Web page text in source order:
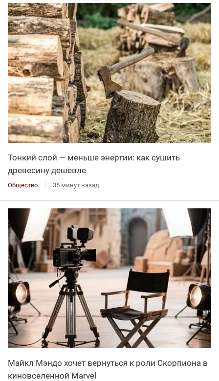
Тонкий слой — меньше энергии: как сушить
древесину дешевле
Общество 35 минут назад
Майкл Мэндо хочет вернуться к роли Скорпиона в
киновселенной Marvel